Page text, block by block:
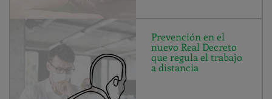
Prevención en el
nuevo Real Decreto
que regula el trabajo
a distancia